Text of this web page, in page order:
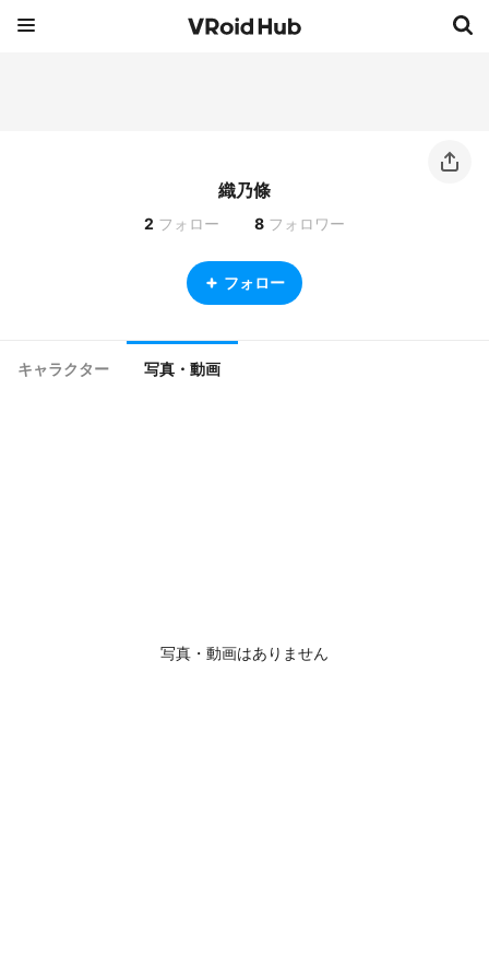
織乃條
2 フォロー 8 フォロワー
フォロー
キャラクター 写真・動画
写真・動画はありません